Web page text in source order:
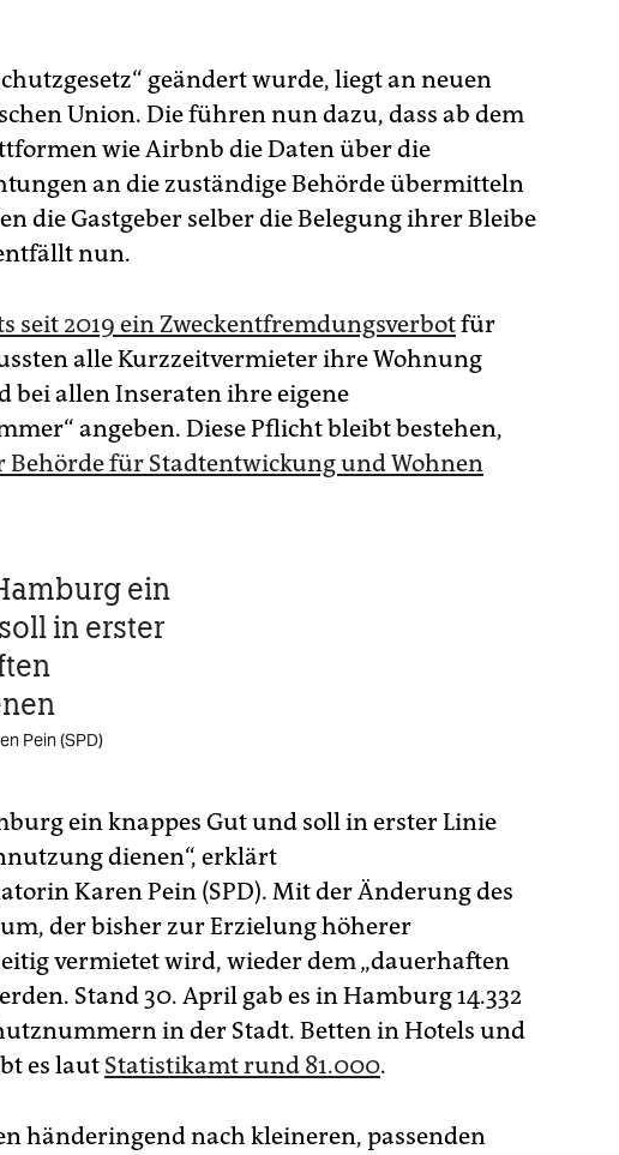
geändert wurde, liegt an neuen
Union. Die führen nun dazu, dass ab dem
wie Airbnb die Daten über die
an die zuständige Behörde übermitteln
die Gastgeber selber die Belegung ihrer Bleibe
nun.
seit 2019 ein Zweckentfremdungsverbotfür
alle Kurzzeitvermieter ihre Wohnung
bei allen Inseraten ihre eigene
angeben. Diese Pflicht bleibt bestehen,
Behörde für Stadtentwickung und Wohnen
ein
in erster
Pein (SPD)
ein knappes Gut und soll in erster Linie
dienen“, erklärt
Karen Pein (SPD). Mit der Änderung des
der bisher zur Erzielung höherer
vermietet wird, wieder dem „dauerhaften
Stand 30. April gab es in Hamburg 14.332
in der Stadt. Betten in Hotels und
es laut Statistikamt rund 81.000.
händeringend nach kleineren, passenden